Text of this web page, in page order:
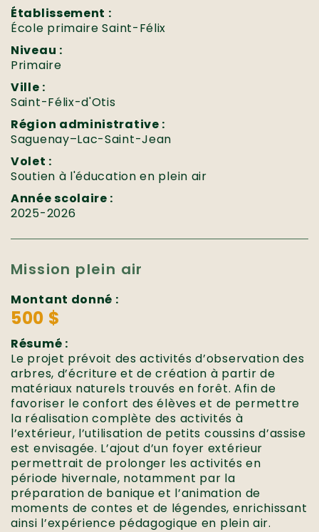
Établissement :
École primaire Saint-Félix
Niveau :
Primaire
Ville :
Saint-Félix-d'Otis
Région administrative :
Saguenay–Lac-Saint-Jean
Volet :
Soutien à l'éducation en plein air
Année scolaire :
2025-2026
Mission plein air
Montant donné :
500 $
Résumé :
Le projet prévoit des activités d’observation des
arbres, d’écriture et de création à partir de
matériaux naturels trouvés en forêt. Afin de
favoriser le confort des élèves et de permettre
la réalisation complète des activités à
l’extérieur, l’utilisation de petits coussins d’assise
est envisagée. L’ajout d’un foyer extérieur
permettrait de prolonger les activités en
période hivernale, notamment par la
préparation de banique et l’animation de
moments de contes et de légendes, enrichissant
ainsi l’expérience pédagogique en plein air.